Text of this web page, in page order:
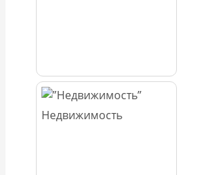
Недвижимость